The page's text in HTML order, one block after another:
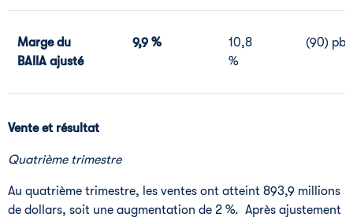
Marge du
BAIIA ajusté
9,9 %
10,8
%
(90) pb
Vente et résultat
Quatrième trimestre
Au quatrième trimestre, les ventes ont atteint 893,9 millions
de dollars, soit une augmentation de 2 %. Après ajustement